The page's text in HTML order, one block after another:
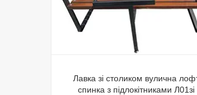
Лавка зі столиком вулична
спинка з підлокітниками Л01зі